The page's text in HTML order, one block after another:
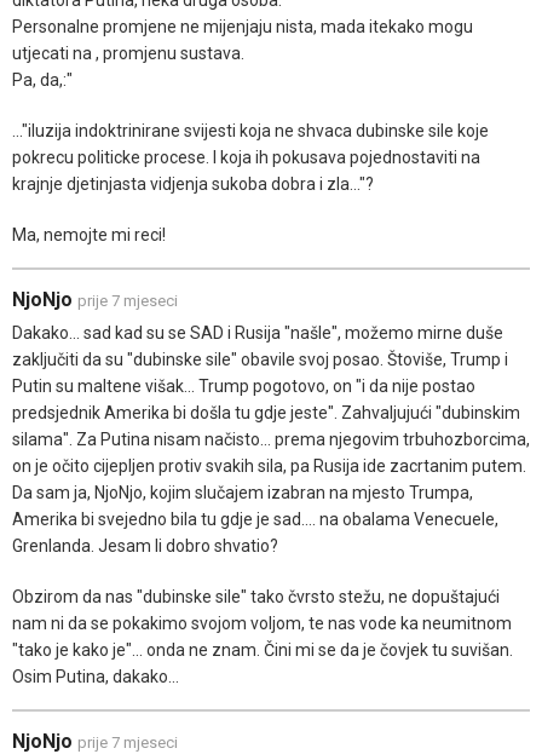
Personalne promjene ne mijenjaju nista, mada itekako mogu
utjecati na , promjenu sustava.
Pa, da,:"
..."iluzija indoktrinirane svijesti koja ne shvaca dubinske sile koje
pokrecu politicke procese. I koja ih pokusava pojednostaviti na
krajnje djetinjasta vidjenja sukoba dobra i zla..."?
Ma, nemojte mi reci!
NjoNjo prije 7 mjeseci
Dakako... sad kad su se SAD i Rusija "našle", možemo mirne duše
zaključiti da su "dubinske sile" obavile svoj posao. Štoviše, Trump i
Putin su maltene višak... Trump pogotovo, on "i da nije postao
predsjednik Amerika bi došla tu gdje jeste". Zahvaljujući "dubinskim
silama". Za Putina nisam načisto... prema njegovim trbuhozborcima,
on je očito cijepljen protiv svakih sila, pa Rusija ide zacrtanim putem.
Da sam ja, NjoNjo, kojim slučajem izabran na mjesto Trumpa,
Amerika bi svejedno bila tu gdje je sad.... na obalama Venecuele,
Grenlanda. Jesam li dobro shvatio?
Obzirom da nas "dubinske sile" tako čvrsto stežu, ne dopuštajući
nam ni da se pokakimo svojom voljom, te nas vode ka neumitnom
"tako je kako je"... onda ne znam. Čini mi se da je čovjek tu suvišan.
Osim Putina, dakako...
NjoNjo prije 7 mjeseci